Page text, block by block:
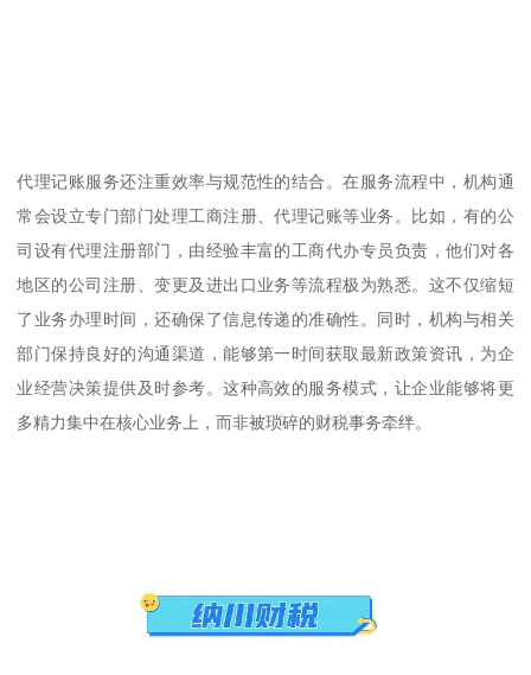
代理记账服务还注重效率与规范性的结合。在服务流程中，机构通
常会设立专门部门处理工商注册、代理记账等业务。比如，有的公
司设有代理注册部门，由经验丰富的工商代办专员负责，他们对各
地区的公司注册、变更及进出口业务等流程极为熟悉。这不仅缩短
了业务办理时间，还确保了信息传递的准确性。同时，机构与相关
部门保持良好的沟通渠道，能够第一时间获取最新政策资讯，为企
业经营决策提供及时参考。这种高效的服务模式，让企业能够将更
多精力集中在核心业务上，而非被琐碎的财税事务牵绊。